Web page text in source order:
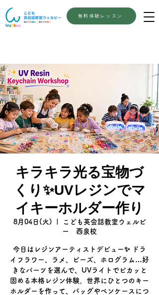
無料体験レッスン
キラキラ光る宝物づ
くり✨UVレジンでマ
イキーホルダー作り
8月04日(火)
こども英会話教室ウェルビ
ー 西泉校
今日はレジンアーティストデビュー✨ ドラ
イフラワー、ラメ、ビーズ、ホログラム…好
きなパーツを選んで、UVライトでピカッと
固める本格レジン体験。世界にひとつのキー
ホルダーを作って、バッグやペンケースにつ